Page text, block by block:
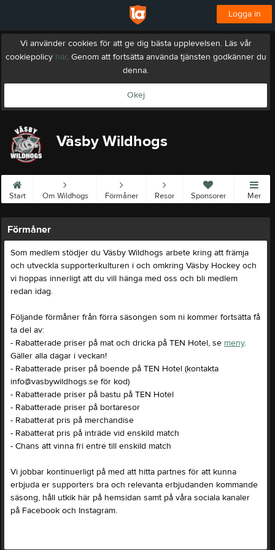
Logga in
Vi använder cookies för att ge dig bästa upplevelsen. Läs vår
cookiepolicy här. Genom att fortsätta använda tjänsten godkänner du
denna.
Okej
Väsby Wildhogs
Start Om Wildhogs Förmåner Resor Sponsorer Mer
Förmåner
Som medlem stödjer du Väsby Wildhogs arbete kring att främja
och utveckla supporterkulturen i och omkring Väsby Hockey och
vi hoppas innerligt att du vill hänga med oss och bli medlem
redan idag.
Följande förmåner från förra säsongen som ni kommer fortsätta få
ta del av:
- Rabatterade priser på mat och dricka på TEN Hotel, se meny.
Gäller alla dagar i veckan!
- Rabatterade priser på boende på TEN Hotel (kontakta
info@vasbywildhogs.se för kod)
- Rabatterade priser på bastu på TEN Hotel
- Rabatterade priser på bortaresor
- Rabatterat pris på merchandise
- Rabatterat pris på inträde vid enskild match
- Chans att vinna fri entré till enskild match
Vi jobbar kontinuerligt på med att hitta partnes för att kunna
erbjuda er supporters bra och relevanta erbjudanden kommande
säsong, håll utkik här på hemsidan samt på våra sociala kanaler
på Facebook och Instagram.